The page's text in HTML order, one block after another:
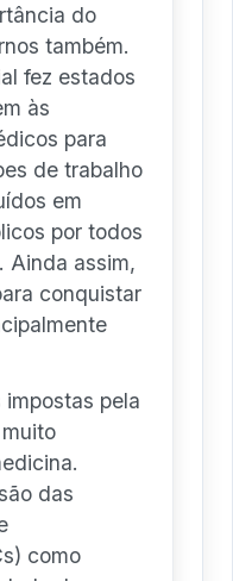
do
também.
fez estados
às
para
de trabalho
em
por todos
Ainda assim,
conquistar
pela
das
como